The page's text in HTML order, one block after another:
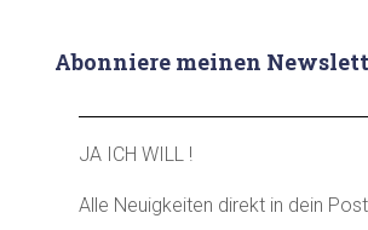
Abonniere meinen
JA ICH WILL !
Alle Neuigkeiten direkt in dein